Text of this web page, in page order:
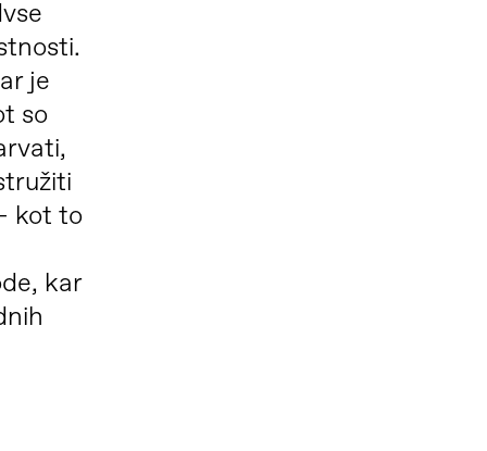
je
so
kot to
kar